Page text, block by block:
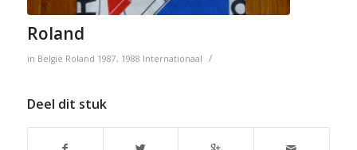
Roland
in België Roland 1987, 1988 Internationaal /
Deel dit stuk